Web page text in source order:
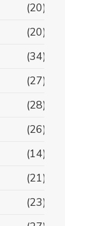
(20)
(20)
(34)
(27)
(28)
(26)
(14)
(21)
(23)